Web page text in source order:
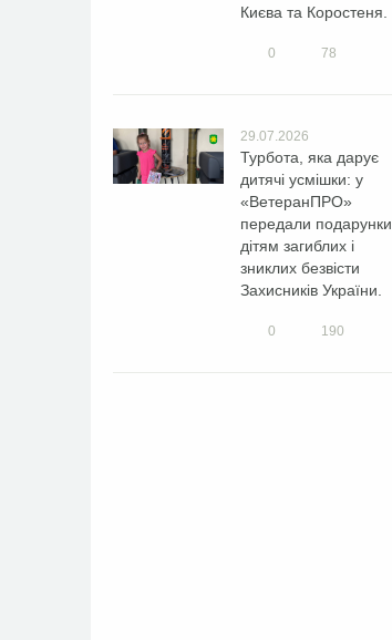
Києва та Коростеня.
0 78
29.07.2026
Турбота, яка дарує
дитячі усмішки: у
«ВетеранПРО»
передали подарунки
дітям загиблих і
зниклих безвісти
Захисників України.
0 190